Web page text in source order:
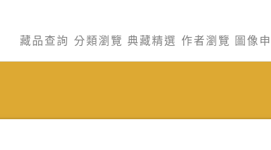
藏品查詢 分類瀏覽 典藏精選 作者瀏覽 圖像